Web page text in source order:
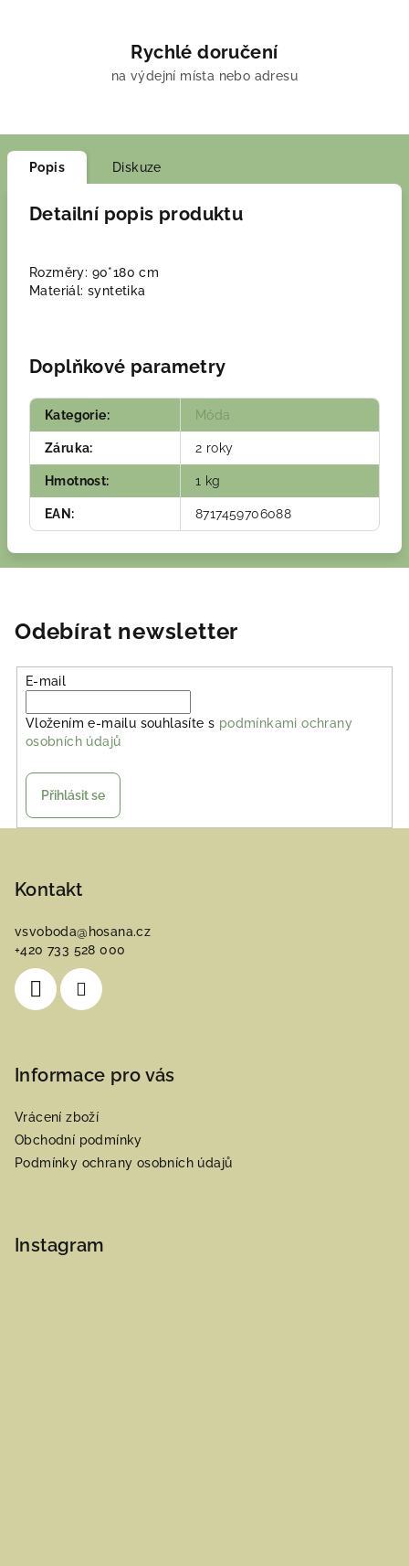
Rychlé doručení
na výdejní místa nebo adresu
Popis Diskuze
Detailní popis produktu
Rozměry: 90*180 cm
Materiál: syntetika
Doplňkové parametry
Kategorie: Móda
Záruka: 2 roky
Hmotnost: 1 kg
EAN : 8717459706088
Odebírat newsletter
E-mail
Vložením e-mailu souhlasíte s podmínkami ochrany
osobních údajů
Přihlásit se
Kontakt
vsvoboda@ hosana.cz
+420 733 528 000
Informace pro vás
Vrácení zboží
Obchodní podmínky
Podmínky ochrany osobních údajů
Instagram